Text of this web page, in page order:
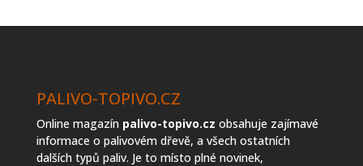
PALIVO-TOPIVO.CZ
Online magazín palivo-topivo.cz obsahuje zajímavé
informace o palivovém dřevě, a všech ostatních
dalších typů paliv. Je to místo plné novinek,